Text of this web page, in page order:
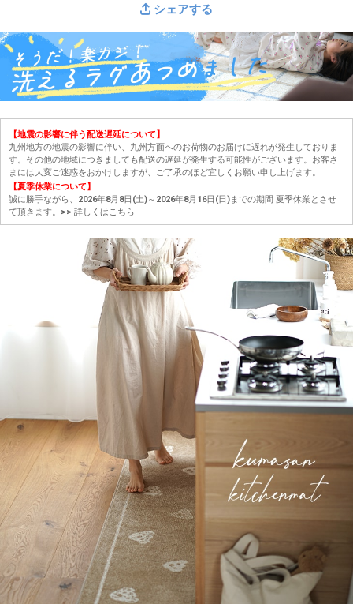
シェアする
【地震の影響に伴う配送遅延について】
九州地方の地震の影響に伴い、九州方面へのお荷物のお届けに遅れが発生しておりま
す。その他の地域につきましても配送の遅延が発生する可能性がございます。お客さ
まには大変ご迷惑をおかけしますが、ご了承のほど宜しくお願い申し上げます。
【夏季休業について】
誠に勝手ながら、2026年8月8日(土)～2026年8月16日(日)までの期間 夏季休業とさせ
て頂きます。 >> 詳しくはこちら